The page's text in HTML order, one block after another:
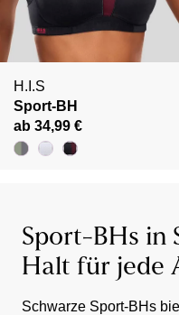
H.I.S
Sport-BH
ab 34,99 €
Sport-BHs in
Halt für jede
Schwarze Sport-BHs